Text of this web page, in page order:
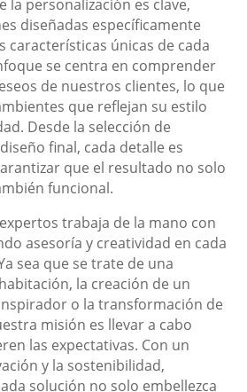
la personalización es clave,
diseñadas específicamente
características únicas de cada
se centra en comprender
de nuestros clientes, lo que
que reflejan su estilo
Desde la selección de
final, cada detalle es
que el resultado no solo
funcional.
trabaja de la mano con
asesoría y creatividad en cada
sea que se trate de una
la creación de un
o la transformación de
misión es llevar a cabo
las expectativas. Con un
y la sostenibilidad,
solución no solo embellezca